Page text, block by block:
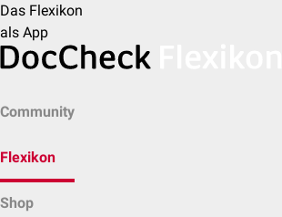
Das Flexikon
als App
Community
Flexikon
Shop